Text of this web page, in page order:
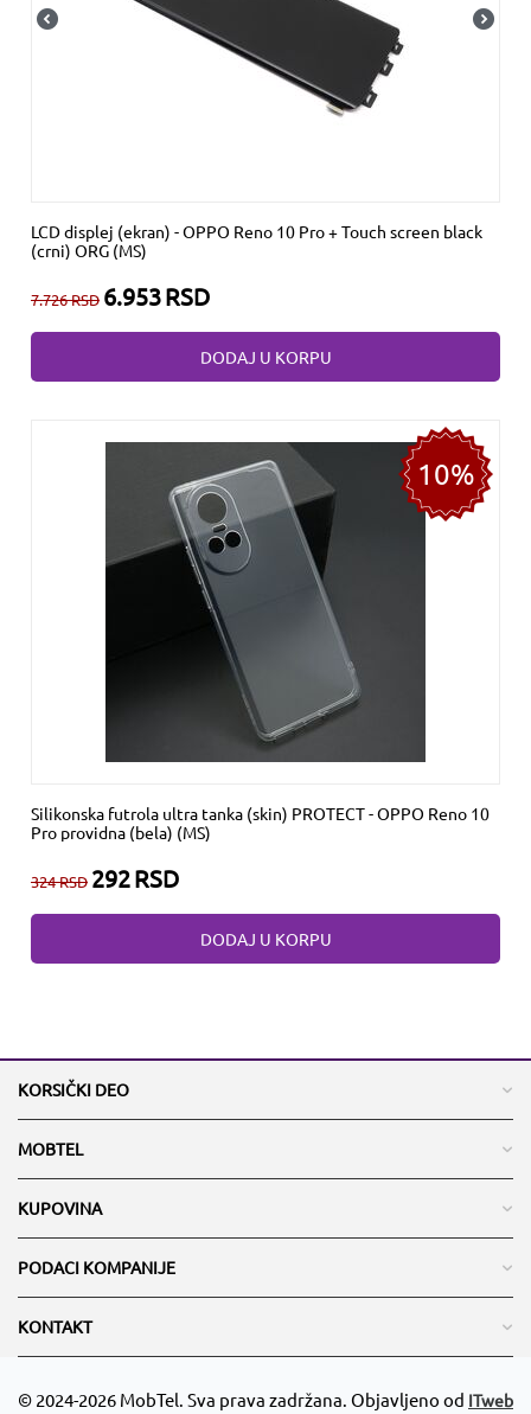
LCD displej (ekran) - OPPO Reno 10 Pro + Touch screen black
(crni) ORG (MS)
7.726RSD 6.953RSD
DODAJ U KORPU
10%
Silikonska futrola ultra tanka (skin) PROTECT - OPPO Reno 10
Pro providna (bela) (MS)
324RSD 292RSD
DODAJ U KORPU
KORSIČKI DEO
MOBTEL
KUPOVINA
PODACI KOMPANIJE
KONTAKT
© 2024-2026 MobTel. Sva prava zadržana. Objavljeno od ITweb